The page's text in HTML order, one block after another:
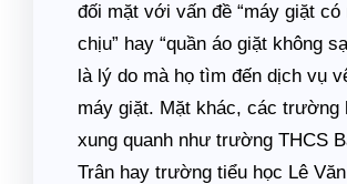
đối mặt với vấn đề “máy giặt có
chịu” hay “quần áo giặt không
là lý do mà họ tìm đến dịch vụ
máy giặt. Mặt khác, các trường
xung quanh như trường THCS
Trân hay trường tiểu học Lê